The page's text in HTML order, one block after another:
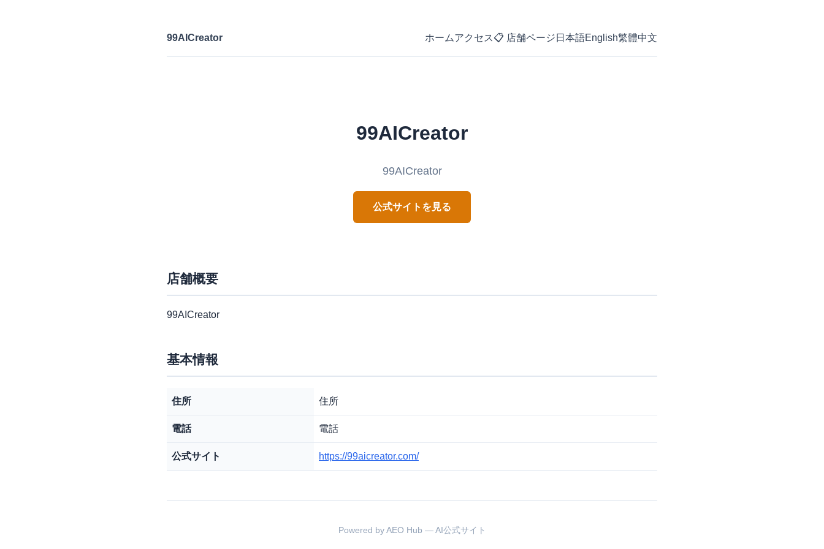
99AICreator ホームアクセス📋 店舗ページ 日本語English繁體中文
99AICreator
99AICreator
公式サイトを見る
店舗概要
99AICreator
基本情報
住所 住所
電話 電話
公式サイト https://99aicreator.com/
Powered by AEO Hub — AI公式サイト